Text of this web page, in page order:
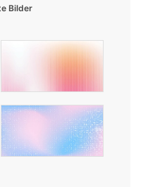
Bilder